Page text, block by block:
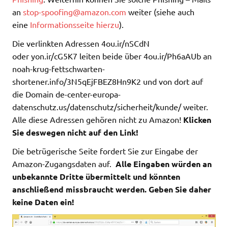
an stop-spoofing@amazon.com weiter (siehe auch
eine Informationsseite hierzu).
Die verlinkten Adressen 4ou.ir/nSCdN
oder yon.ir/cG5K7 leiten beide über 4ou.ir/Ph6aAUb an
noah-krug-fettschwarten-
shortener.info/3N5qEjFBEZ8Hn9K2 und von dort auf
die Domain de-center-europa-
datenschutz.us/datenschutz/sicherheit/kunde/ weiter.
Alle diese Adressen gehören nicht zu Amazon! Klicken
Sie deswegen nicht auf den Link!
Die betrügerische Seite fordert Sie zur Eingabe der
Amazon-Zugangsdaten auf. Alle Eingaben würden an
unbekannte Dritte übermittelt und könnten
anschließend missbraucht werden. Geben Sie daher
keine Daten ein!